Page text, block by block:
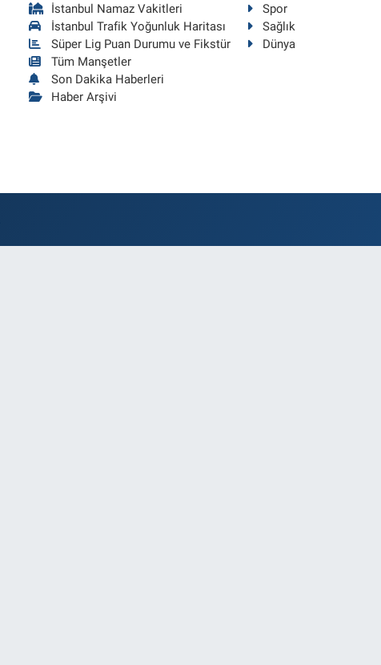
İstanbul Namaz Vakitleri
İstanbul Trafik Yoğunluk Haritası
Süper Lig Puan Durumu ve Fikstür
Tüm Manşetler
Son Dakika Haberleri
Haber Arşivi
Spor
Sağlık
Dünya